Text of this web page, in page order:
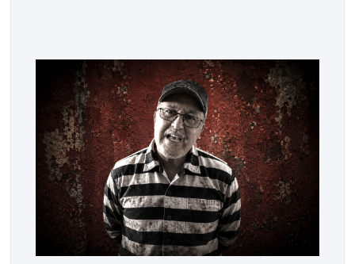
بالمدينة العتيقة بمراكش، وطالبهما بمبلغ مالي غير مستحق
بدعوى ممارسة نشاط مرتبط بالإرشاد السياحي بدون رخصة،
وهي الأفعال الإجرامية التي […]